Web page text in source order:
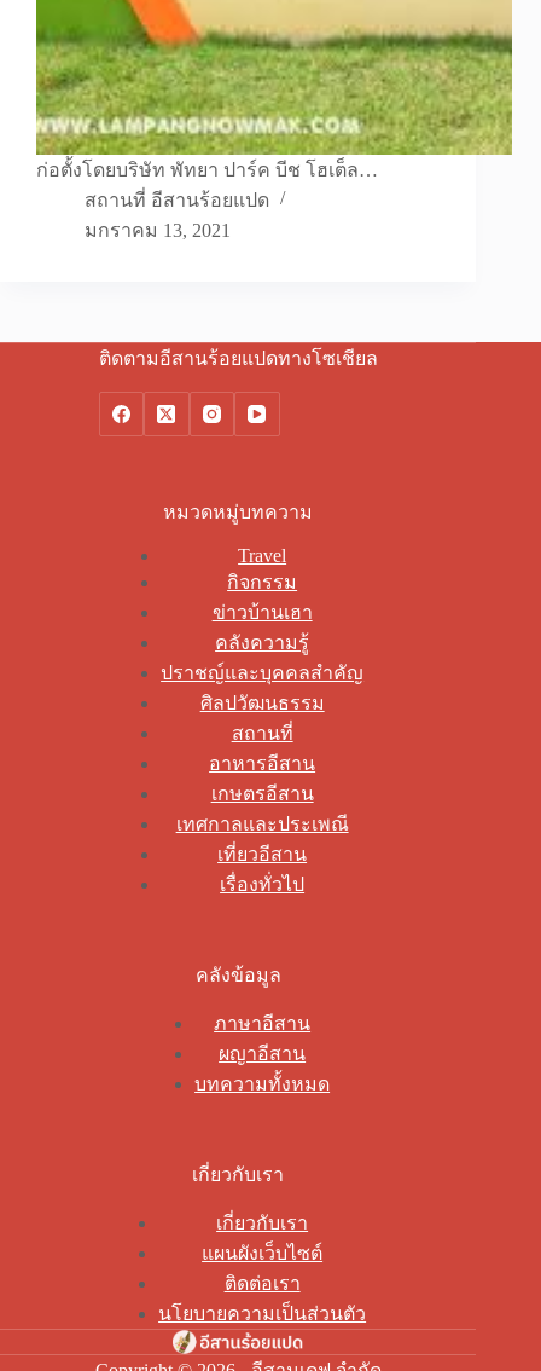
ก่อตั้งโดยบริษัท พัทยา ปาร์ค บีช โฮเต็ล…
สถานที่ อีสานร้อยแปด
มกราคม 13, 2021
ติดตามอีสานร้อยแปดทางโซเชียล
หมวดหมู่บทความ
Travel
กิจกรรม
ข่าวบ้านเฮา
คลังความรู้
ปราชญ์และบุคคลสำคัญ
ศิลปวัฒนธรรม
สถานที่
อาหารอีสาน
เกษตรอีสาน
เทศกาลและประเพณี
เที่ยวอีสาน
เรื่องทั่วไป
คลังข้อมูล
ภาษาอีสาน
ผญาอีสาน
บทความทั้งหมด
เกี่ยวกับเรา
เกี่ยวกับเรา
แผนผังเว็บไซต์
ติดต่อเรา
นโยบายความเป็นส่วนตัว